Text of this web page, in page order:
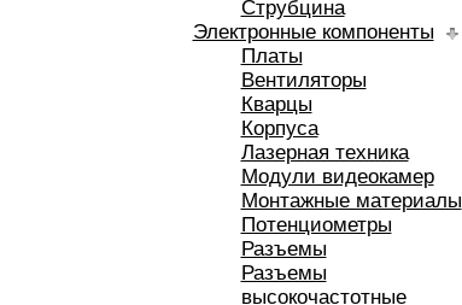
Струбцина
Электронные компоненты
Платы
Вентиляторы
Кварцы
Корпуса
Лазерная техника
Модули видеокамер
Монтажные материалы
Потенциометры
Разъемы
Разъемы
высокочастотные